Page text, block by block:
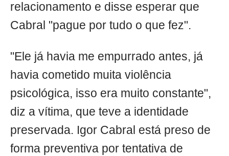
relacionamento e disse esperar que
Cabral "pague por tudo o que fez".
"Ele já havia me empurrado antes, já
havia cometido muita violência
psicológica, isso era muito constante",
diz a vítima, que teve a identidade
preservada. Igor Cabral está preso de
forma preventiva por tentativa de